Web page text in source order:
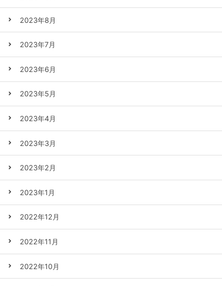
2023年8月
2023年7月
2023年6月
2023年5月
2023年4月
2023年3月
2023年2月
2023年1月
2022年12月
2022年11月
2022年10月